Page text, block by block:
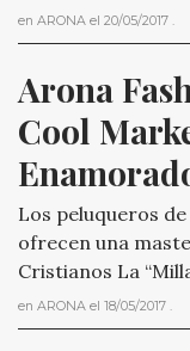
en ARONA el 20/05/2017 .
Arona
Cool
Los peluqueros
ofrecen una
Cristianos La
en ARONA el 18/05/2017 .